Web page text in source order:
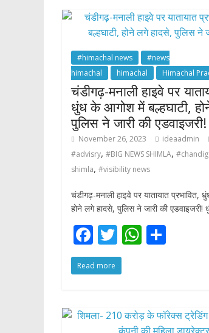
o
o
k
A
p
p
#himachal news
#news
himachal
himachal Himachal
चंडीगढ़-मनाली हाइवे पर
धुंध के आगोश में बल्हघाटी,
पुलिस ने जारी की एडवाइजरी!
November 26, 2023 ideaadmin
#advisry, #BIG NEWS SHIMLA,
shimla, #visibility news
चंडीगढ़-मनाली हाइवे पर यातायात प्रभावित,
होने लगे हादसे, पुलिस ने जारी की एडवाइजरी!
F
ac
e
o
T
w
itt
W
A
Read more